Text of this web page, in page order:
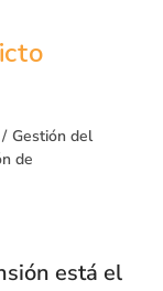
/ Gestión del
de
está el